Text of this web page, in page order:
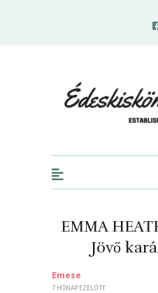
EMMA
Jövő
Emese
7 HÓNAP EZELŐTT